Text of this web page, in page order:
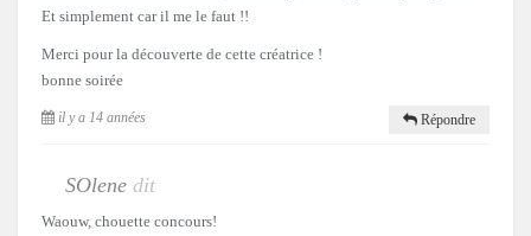
Et simplement car il me le faut !!
Merci pour la découverte de cette créatrice !
bonne soirée
il y a 14 années Répondre
SOlene dit
Waouw, chouette concours!